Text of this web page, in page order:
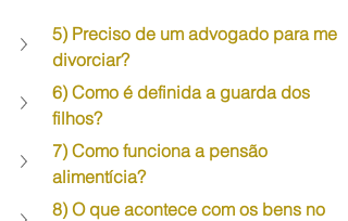
5) Preciso de um advogado para me
divorciar?
6) Como é definida a guarda dos
filhos?
7) Como funciona a pensão
alimentícia?
8) O que acontece com os bens no